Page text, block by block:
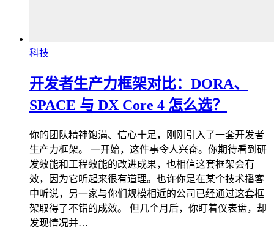
科技
开发者生产力框架对比：DORA、
SPACE 与 DX Core 4 怎么选？
你的团队精神饱满、信心十足，刚刚引入了一套开发者
生产力框架。 一开始，这件事令人兴奋。你期待看到研
发效能和工程效能的改进成果，也相信这套框架会有
效，因为它听起来很有道理。也许你是在某个技术播客
中听说，另一家与你们规模相近的公司已经通过这套框
架取得了不错的成效。 但几个月后，你盯着仪表盘，却
发现情况并…